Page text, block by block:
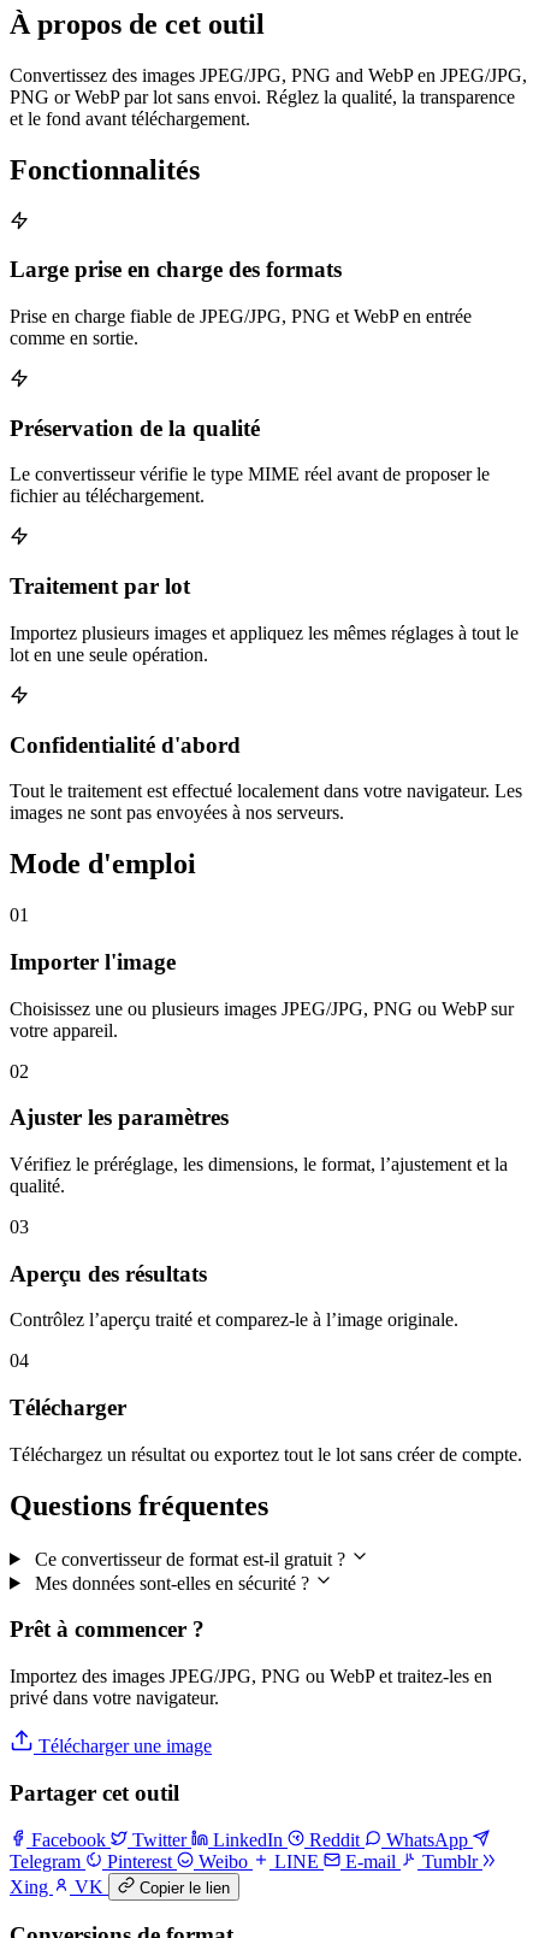
À propos de cet outil
Convertissez des images JPEG/JPG, PNG and WebP en JPEG/JPG,
PNG or WebP par lot sans envoi. Réglez la qualité, la transparence
et le fond avant téléchargement.
Fonctionnalités
Large prise en charge des formats
Prise en charge fiable de JPEG/JPG, PNG et WebP en entrée
comme en sortie.
Préservation de la qualité
Le convertisseur vérifie le type MIME réel avant de proposer le
fichier au téléchargement.
Traitement par lot
Importez plusieurs images et appliquez les mêmes réglages à tout le
lot en une seule opération.
Confidentialité d'abord
Tout le traitement est effectué localement dans votre navigateur. Les
images ne sont pas envoyées à nos serveurs.
Mode d'emploi
01
Importer l'image
Choisissez une ou plusieurs images JPEG/JPG, PNG ou WebP sur
votre appareil.
02
Ajuster les paramètres
Vérifiez le préréglage, les dimensions, le format, l’ajustement et la
qualité.
03
Aperçu des résultats
Contrôlez l’aperçu traité et comparez-le à l’image originale.
04
Télécharger
Téléchargez un résultat ou exportez tout le lot sans créer de compte.
Questions fréquentes
Ce convertisseur de format est-il gratuit ?
Mes données sont-elles en sécurité ?
Prêt à commencer ?
Importez des images JPEG/JPG, PNG ou WebP et traitez-les en
privé dans votre navigateur.
Télécharger une image
Partager cet outil
Facebook Twitter LinkedIn Reddit
WhatsApp
Telegram
Pinterest Weibo LINE E-mail
Tumblr
Xing
VK Copier le lien